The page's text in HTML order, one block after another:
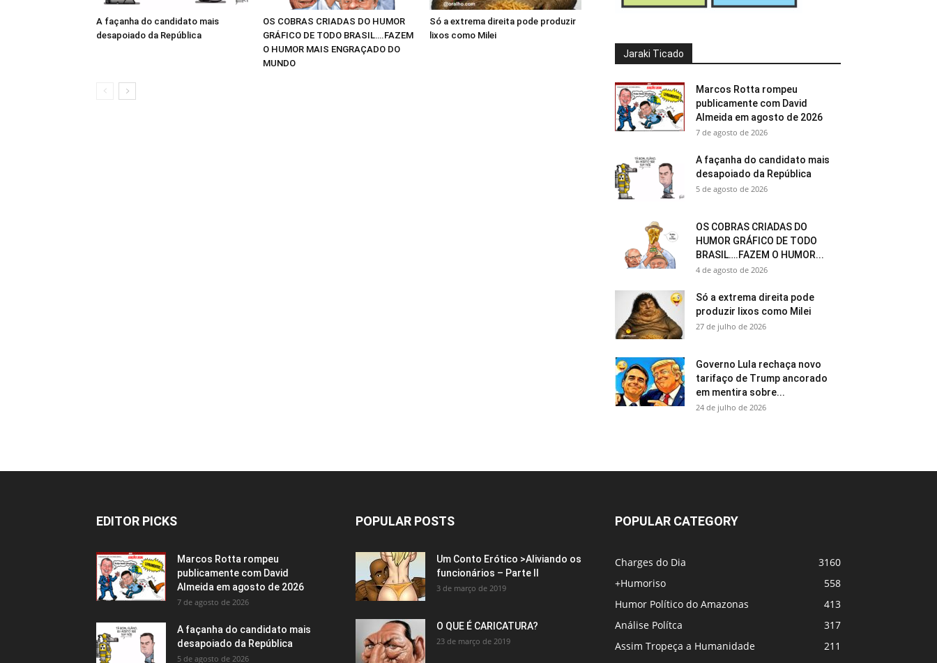
A façanha do candidato mais
desapoiado da República
OS COBRAS CRIADAS DO HUMOR
GRÁFICO DE TODO BRASIL….FAZEM
O HUMOR MAIS ENGRAÇADO DO
MUNDO
Só a extrema direita pode produzir
lixos como Milei
Jaraki Ticado
Marcos Rotta rompeu
publicamente com David
Almeida em agosto de 2026
7 de agosto de 2026
A façanha do candidato mais
desapoiado da República
5 de agosto de 2026
OS COBRAS CRIADAS DO
HUMOR GRÁFICO DE TODO
BRASIL….FAZEM O HUMOR...
4 de agosto de 2026
Só a extrema direita pode
produzir lixos como Milei
27 de julho de 2026
Governo Lula rechaça novo
tarifaço de Trump ancorado
em mentira sobre...
24 de julho de 2026
EDITOR PICKS
Marcos Rotta rompeu
publicamente com David
Almeida em agosto de 2026
7 de agosto de 2026
A façanha do candidato mais
desapoiado da República
5 de agosto de 2026
POPULAR POSTS
Um Conto Erótico >Aliviando os
funcionários – Parte II
3 de março de 2019
O QUE É CARICATURA?
23 de março de 2019
POPULAR CATEGORY
Charges do Dia
3160
+Humoriso
558
Humor Político do Amazonas
413
Análise Polítca
317
Assim Tropeça a Humanidade
211